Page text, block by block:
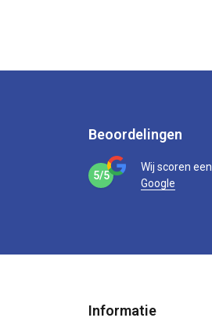
Beoordelingen
5/5
Wij scoren een
Google
Informatie